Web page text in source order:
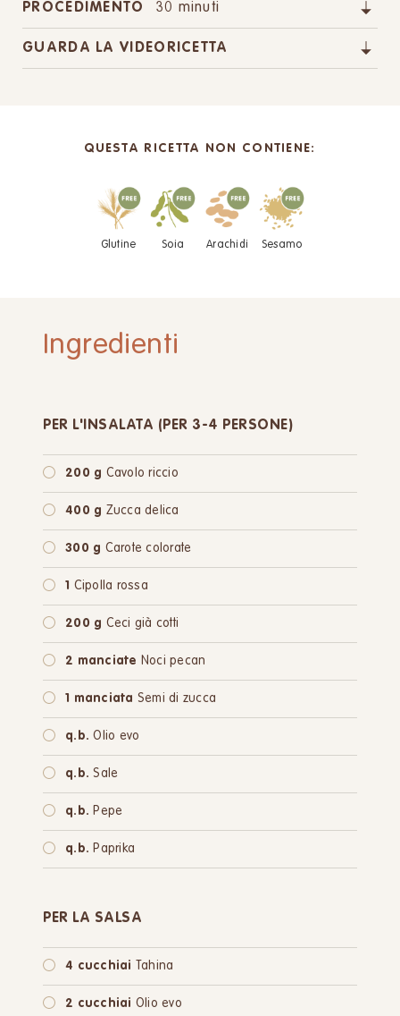
PROCEDIMENTO 30 minuti
GUARDA LA VIDEORICETTA
QUESTA RICETTA NON CONTIENE:
Glutine Soia Arachidi Sesamo
Ingredienti
PER L'INSALATA (PER 3-4 PERSONE)
200 g Cavolo riccio
400 g Zucca delica
300 g Carote colorate
1 Cipolla rossa
200 g Ceci già cotti
2 manciate Noci pecan
1 manciata Semi di zucca
q.b. Olio evo
q.b. Sale
q.b. Pepe
q.b. Paprika
PER LA SALSA
4 cucchiai Tahina
2 cucchiai Olio evo